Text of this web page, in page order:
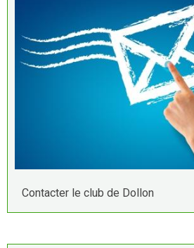
Contacter le club de Dollon